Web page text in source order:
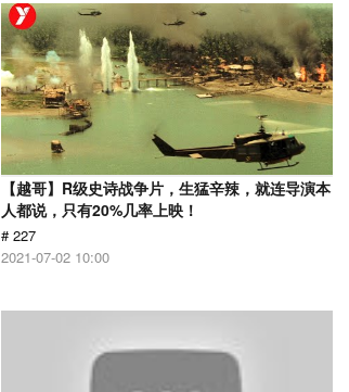
【越哥】R级史诗战争片，生猛辛辣，就连导演本
人都说，只有20%几率上映！
# 227
2021-07-02 10:00